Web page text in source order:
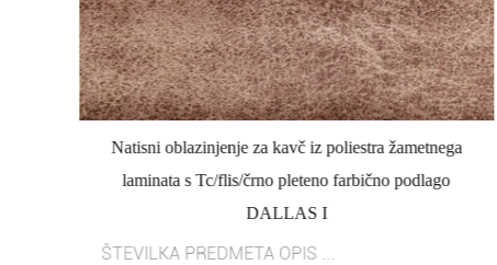
Natisni oblazinjenje za kavč iz poliestra žametnega
laminata s Tc/flis/črno pleteno farbično podlago
DALLAS I
ŠTEVILKA PREDMETA OPIS ...